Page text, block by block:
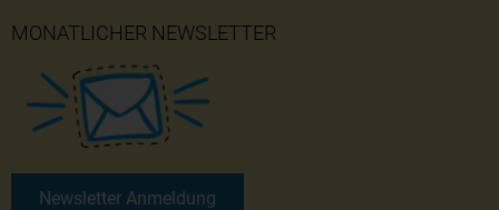
MONATLICHER NEWSLETTER
Newsletter Anmeldung